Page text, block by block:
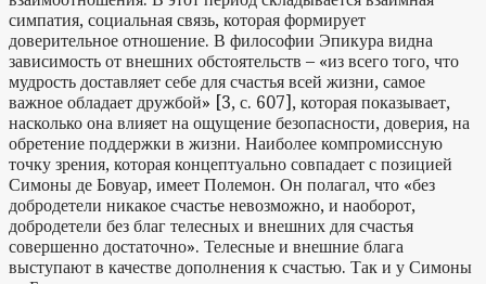
симпатия, социальная связь, которая формирует
доверительное отношение. В философии Эпикура видна
зависимость от внешних обстоятельств – «из всего того, что
мудрость доставляет себе для счастья всей жизни, самое
важное обладает дружбой» [3, с. 607], которая показывает,
насколько она влияет на ощущение безопасности, доверия, на
обретение поддержки в жизни. Наиболее компромиссную
точку зрения, которая концептуально совпадает с позицией
Симоны де Бовуар, имеет Полемон. Он полагал, что «без
добродетели никакое счастье невозможно, и наоборот,
добродетели без благ телесных и внешних для счастья
совершенно достаточно». Телесные и внешние блага
выступают в качестве дополнения к счастью. Так и у Симоны